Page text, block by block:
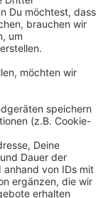
ein. Dabei
von
Der DOSB
in Kontakt
Neben
OB Stephan